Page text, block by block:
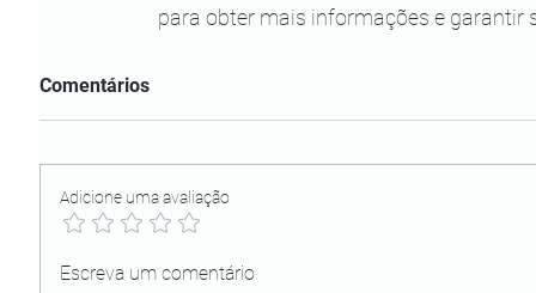
para obter mais informações e garantir
Comentários
Adicione uma avaliação
Escreva um comentário